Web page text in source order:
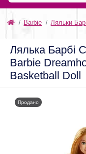
Barbie Ляльки
Лялька Барбі
Barbie
Basketball Doll
Продано